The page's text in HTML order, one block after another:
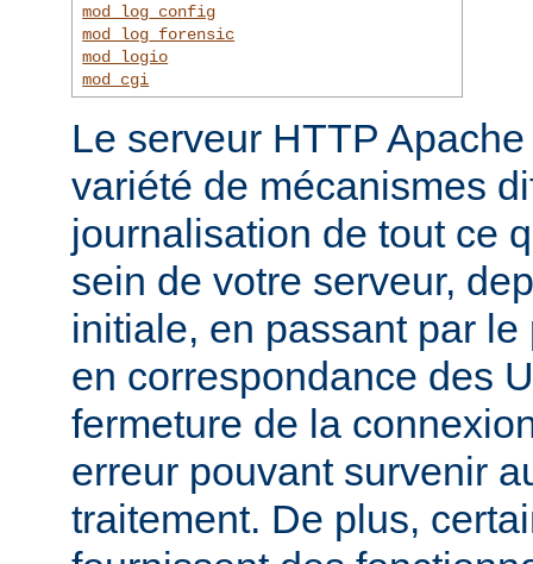
mod_log_config
mod_log_forensic
mod_logio
mod_cgi
Le serveur HTTP
variété de mécanismes
journalisation de tout ce
sein de votre serveur,
initiale, en passant par
en correspondance des
fermeture de la
erreur pouvant survenir
traitement. De plus,